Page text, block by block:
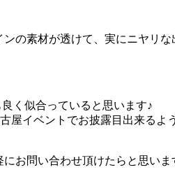
の素材が透けて、実にニヤリな
く似合っていると思います♪
屋イベントでお披露目出来るよ
お問い合わせ頂けたらと思いま